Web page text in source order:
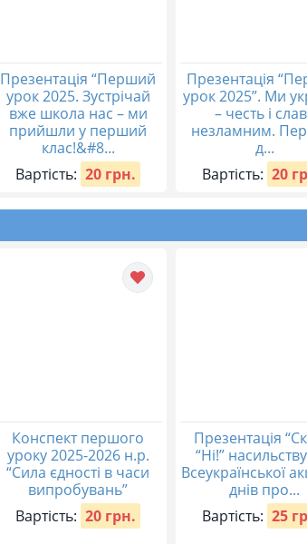
Презентація “Перший
урок 2025. Зустрічай
вже школа нас – ми
прийшли у перший
клас!&#8...
Вартість: 20 грн.
Презентація
урок 2025”. Ми
– честь і
незламним.
д...
Вартість: 20
Конспект першого
уроку 2025-2026 н.р.
“Сила єдності в часи
випробувань”
Вартість: 20 грн.
Презентація
“Ні!”
Всеукраїнської
днів про...
Вартість: 25